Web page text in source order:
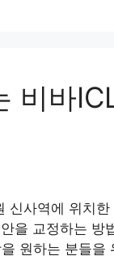
비바
사역에 위치
을 교정하는 방
원하는 분들을